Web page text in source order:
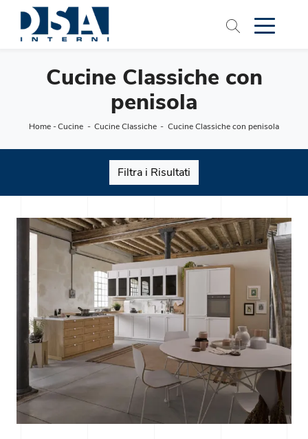
Cucine Classiche con
penisola
Home-Cucine - Cucine Classiche - Cucine Classiche con penisola
Filtra i Risultati